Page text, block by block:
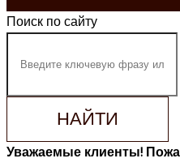
Поиск по сайту
НАЙТИ
Уважаемые клиенты!